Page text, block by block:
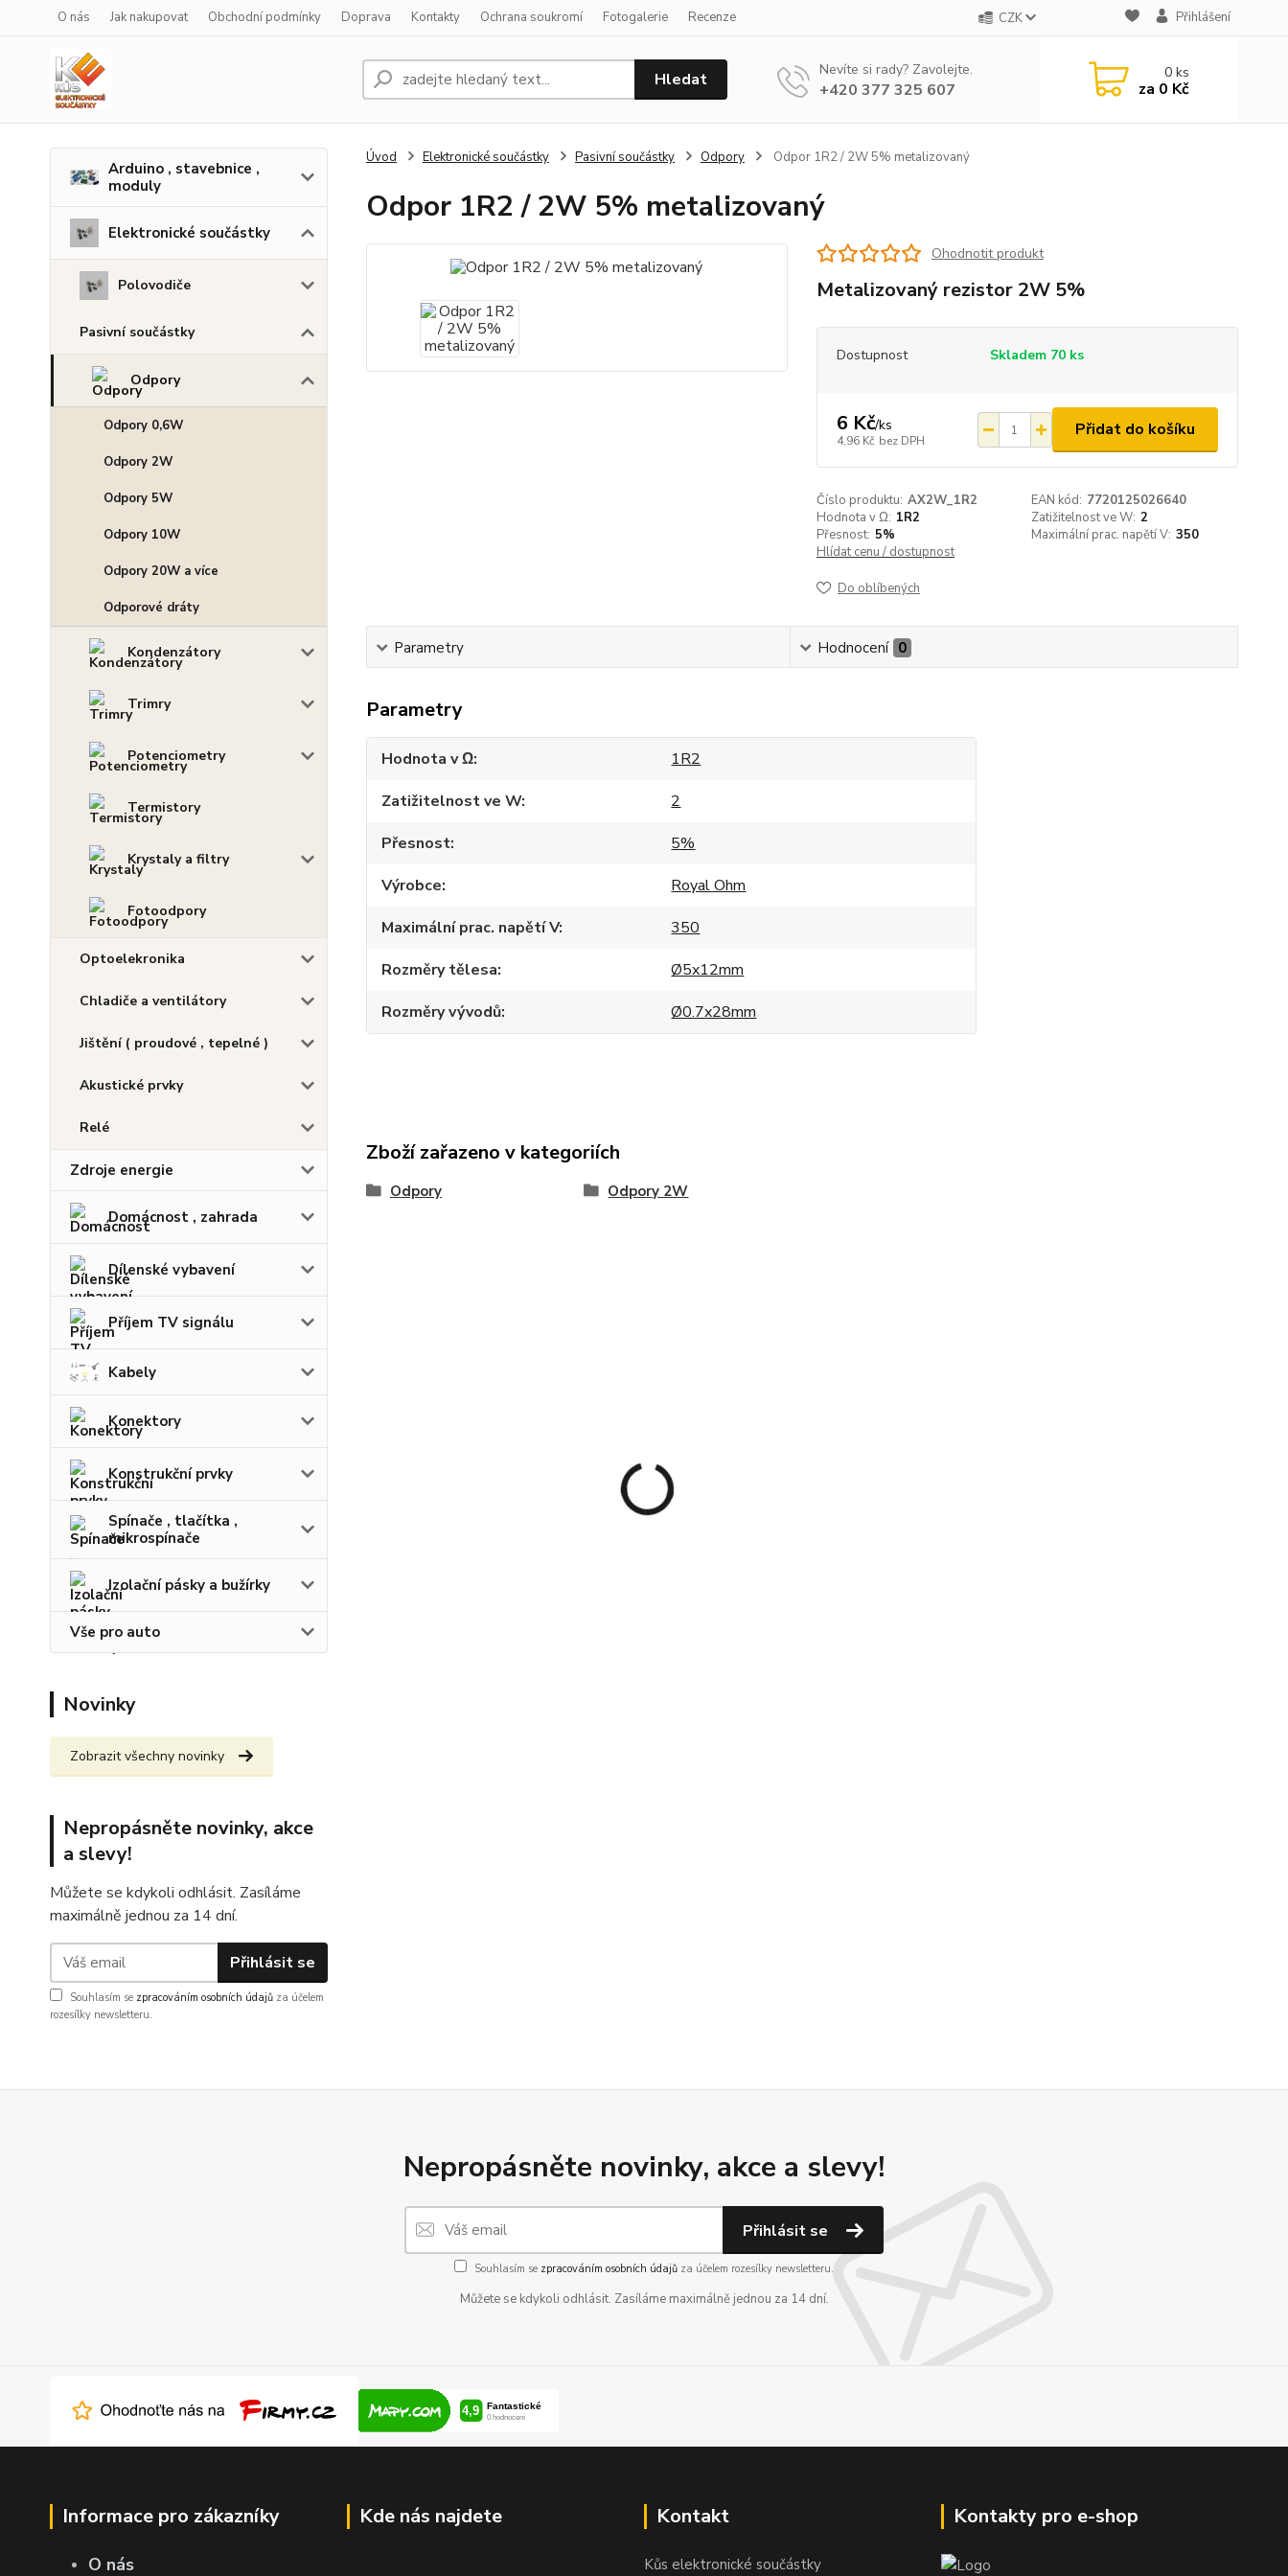
O nás Jak nakupovat Obchodní podmínky Doprava Kontakty Ochrana soukromí Fotogalerie Recenze CZK Přihlášení
Hledat Nevíte si rady? Zavolejte.
+420 377 325 607
0ks
za 0 Kč
Arduino , stavebnice ,
moduly
Elektronické součástky
Polovodiče
Pasivní součástky
Odpory
Odpory 0,6W
Odpory 2W
Odpory 5W
Odpory 10W
Odpory 20W a více
Odporové dráty
Kondenzátory
Trimry
Potenciometry
Termistory
Krystaly a filtry
Fotoodpory
Optoelekronika
Chladiče a ventilátory
Jištění ( proudové , tepelné )
Akustické prvky
Relé
Zdroje energie
Domácnost , zahrada
Dílenské vybavení
Příjem TV signálu
Kabely
Konektory
Konstrukční prvky
Spínače , tlačítka ,
mikrospínače
Izolační pásky a bužírky
Vše pro auto
Novinky
Zobrazit všechny novinky
Nepropásněte novinky, akce
a slevy!
Můžete se kdykoli odhlásit. Zasíláme
maximálně jednou za 14 dní.
Přihlásit se
Souhlasím se zpracováním osobních údajů za účelem
rozesílky newsletteru.
Úvod Elektronické součástky Pasivní součástky Odpory Odpor 1R2 / 2W 5% metalizovaný
Odpor 1R2 / 2W 5% metalizovaný
Ohodnotit produkt
Metalizovaný rezistor 2W 5%
Dostupnost Skladem 70 ks
6 Kč/ks
4,96 Kč bez DPH
Přidat do košíku
Číslo produktu: AX2W_1R2 EAN kód: 7720125026640
Hodnota v Ω: 1R2 Zatižitelnost ve W: 2
Přesnost: 5% Maximální prac. napětí V: 350
Hlídat cenu / dostupnost
Do oblíbených
Parametry Hodnocení 0
Parametry
Hodnota v Ω
1R2
Zatižitelnost ve W
2
Přesnost
5%
Výrobce
Royal Ohm
Maximální prac. napětí V
350
Rozměry tělesa
Ø5x12mm
Rozměry vývodů
Ø0.7x28mm
Zboží zařazeno v kategoriích
Odpory Odpory 2W
Nepropásněte novinky, akce a slevy!
Přihlásit se
Souhlasím se zpracováním osobních údajů za účelem rozesílky newsletteru.
Můžete se kdykoli odhlásit. Zasíláme maximálně jednou za 14 dní.
Informace pro zákazníky
O nás
Kde nás najdete Kontakt
Kůs elektronické součástky
Kontakty pro e-shop